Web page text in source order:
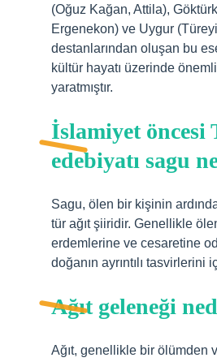
(Oğuz Kağan, Attila),
Ergenekon) ve Uygur
destanlarından oluşan bu
kültür hayatı üzerinde
yaratmıştır.
İslamiyet öncesi
edebiyatı sagu
Sagu, ölen bir kişinin
tür ağıt şiiridir. Genellikle
erdemlerine ve cesaretine
doğanın ayrıntılı tasvirlerini
Ağıt geleneği
Ağıt, genellikle bir ölümden